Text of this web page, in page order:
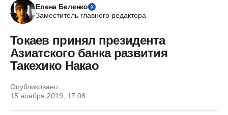
Елена Беленко
Заместитель главного редактора
Токаев принял президента
Азиатского банка развития
Такехико Накао
Опубликовано:
15 ноября 2019, 17:08